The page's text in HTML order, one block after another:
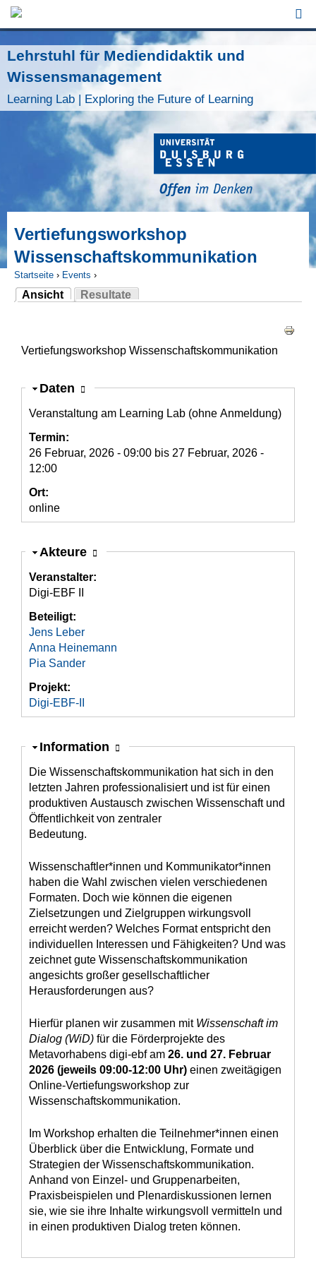
Jump to Navigation
Lehrstuhl für Mediendidaktik und
Wissensmanagement
Learning Lab | Exploring the Future of Learning
Vertiefungsworkshop
Wissenschaftskommunikation
Sie sind hier
Startseite › Events ›
Ansicht
(aktiver Reiter)
Resultate
Vertiefungsworkshop Wissenschaftskommunikation
Ausblenden
Daten
Veranstaltung am Learning Lab (ohne Anmeldung)
Termin:
26 Februar, 2026 - 09:00 bis 27 Februar, 2026 -
12:00
Ort:
online
Ausblenden
Akteure
Veranstalter:
Digi-EBF II
Beteiligt:
Jens Leber
Anna Heinemann
Pia Sander
Projekt:
Digi-EBF-II
Ausblenden
Information
Die Wissenschaftskommunikation hat sich in den
letzten Jahren professionalisiert und ist für einen
produktiven Austausch zwischen Wissenschaft und
Öffentlichkeit von zentraler
Bedeutung.
Wissenschaftler*innen und Kommunikator*innen
haben die Wahl zwischen vielen verschiedenen
Formaten. Doch wie können die eigenen
Zielsetzungen und Zielgruppen wirkungsvoll
erreicht werden? Welches Format entspricht den
individuellen Interessen und Fähigkeiten? Und was
zeichnet gute Wissenschaftskommunikation
angesichts großer gesellschaftlicher
Herausforderungen aus?
Hierfür planen wir zusammen mit Wissenschaft im
Dialog (WiD) für die Förderprojekte des
Metavorhabens digi-ebf am 26. und 27. Februar
2026 (jeweils 09:00-12:00 Uhr) einen zweitägigen
Online-Vertiefungsworkshop zur
Wissenschaftskommunikation.
Im Workshop erhalten die Teilnehmer*innen einen
Überblick über die Entwicklung, Formate und
Strategien der Wissenschaftskommunikation.
Anhand von Einzel- und Gruppenarbeiten,
Praxisbeispielen und Plenardiskussionen lernen
sie, wie sie ihre Inhalte wirkungsvoll vermitteln und
in einen produktiven Dialog treten können.